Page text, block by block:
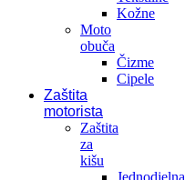
Kožne
Moto
obuča
Čizme
Cipele
Zaštita
motorista
Zaštita
za
kišu